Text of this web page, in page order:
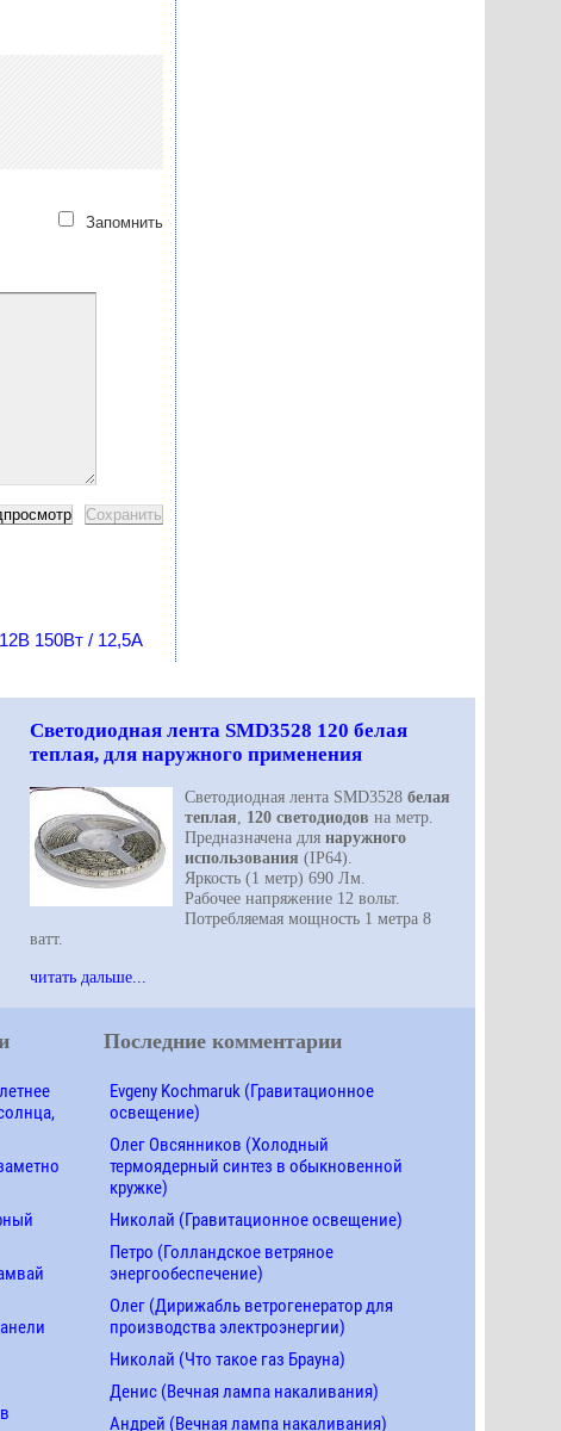
Запомнить
150Вт / 12,5А
Светодиодная лента SMD3528 120 белая
теплая, для наружного применения
Светодиодная лента SMD3528 белая
теплая, 120 светодиодов на метр.
Предназначена для наружного
использования (IP64).
Яркость (1 метр) 690 Лм.
Рабочее напряжение 12 вольт.
Потребляемая мощность 1 метра 8
ватт.
читать дальше...
Последние комментарии
Evgeny Kochmaruk (Гравитационное
освещение)
Олег Овсянников (Холодный
термоядерный синтез в обыкновенной
кружке)
Николай (Гравитационное освещение)
Петро (Голландское ветряное
энергообеспечение)
Олег (Дирижабль ветрогенератор для
производства электроэнергии)
Николай (Что такое газ Брауна)
Денис (Вечная лампа накаливания)
Андрей (Вечная лампа накаливания)